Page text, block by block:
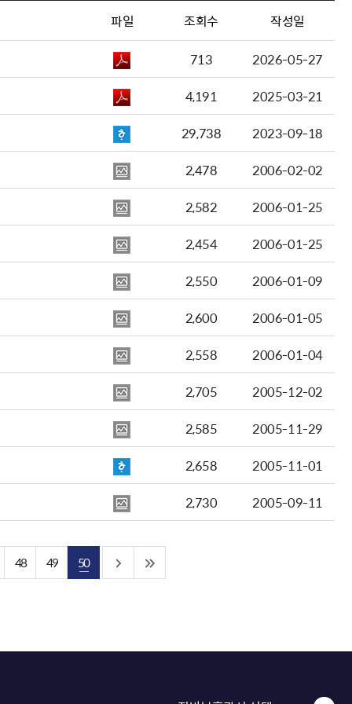
파일 조회수 작성일
713
2026-05-27
4,191
2025-03-21
29,738
2023-09-18
2,478
2006-02-02
2,582
2006-01-25
2,454
2006-01-25
2,550
2006-01-09
2,600
2006-01-05
2,558
2006-01-04
2,705
2005-12-02
2,585
2005-11-29
2,658
2005-11-01
2,730
2005-09-11
48 49 50